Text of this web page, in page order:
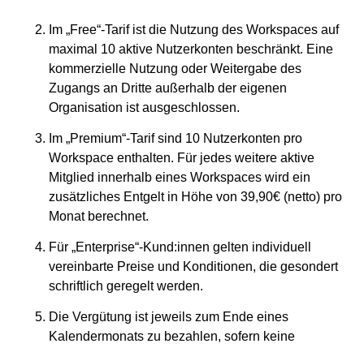
Im „Free“-Tarif ist die Nutzung des Workspaces auf
maximal 10 aktive Nutzerkonten beschränkt. Eine
kommerzielle Nutzung oder Weitergabe des
Zugangs an Dritte außerhalb der eigenen
Organisation ist ausgeschlossen.
Im „Premium“-Tarif sind 10 Nutzerkonten pro
Workspace enthalten. Für jedes weitere aktive
Mitglied innerhalb eines Workspaces wird ein
zusätzliches Entgelt in Höhe von 39,90€ (netto) pro
Monat berechnet.
Für „Enterprise“-Kund:innen gelten individuell
vereinbarte Preise und Konditionen, die gesondert
schriftlich geregelt werden.
Die Vergütung ist jeweils zum Ende eines
Kalendermonats zu bezahlen, sofern keine